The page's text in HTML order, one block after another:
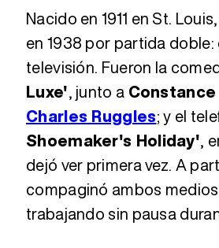
Nacido en 1911 en St.
en 1938 por partida doble:
televisión. Fueron la
Luxe', junto a
Charles Ruggles; y el
Shoemaker's Holiday',
dejó ver primera vez. A
compaginó ambos
trabajando sin pausa